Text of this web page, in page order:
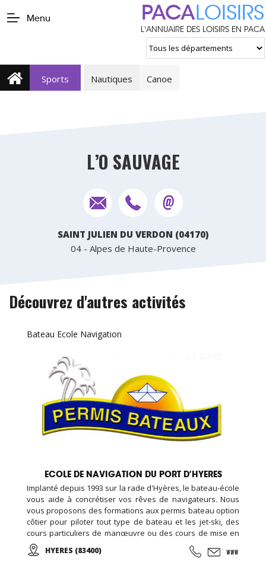
Menu PACALOISIRS
L'ANNUAIRE DES LOISIRS EN PACA
Sports Nautiques Canoe
L’O SAUVAGE
SAINT JULIEN DU VERDON (04170)
04 - Alpes de Haute-Provence
Découvrez d'autres activités
Bateau Ecole Navigation
ECOLE DE NAVIGATION DU PORT D’HYERES
Implanté depuis 1993 sur la rade d'Hyères, le bateau-école
vous aide à concrétiser vos rêves de navigateurs. Nous
vous proposons des formations aux permis bateau option
côtier pour piloter tout type de bateau et les jet-ski, des
cours particuliers de manœuvre ou des cours de mise en
main de votre nouveau bateau... L'école vous permettra
de réussir à l'examen du certificat restreint de
HYERES (83400)